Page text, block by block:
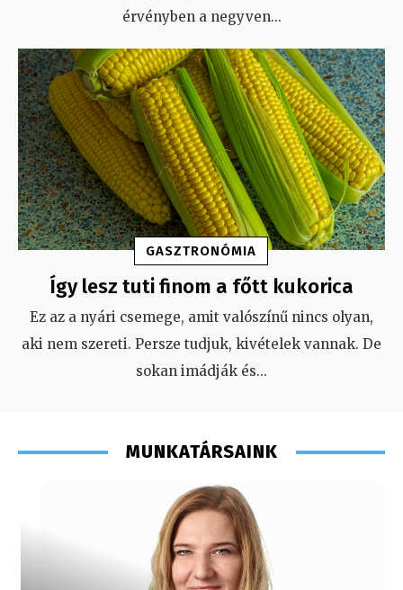
érvényben a negyven...
GASZTRONÓMIA
Így lesz tuti finom a főtt kukorica
Ez az a nyári csemege, amit valószínű nincs olyan,
aki nem szereti. Persze tudjuk, kivételek vannak. De
sokan imádják és...
MUNKATÁRSAINK